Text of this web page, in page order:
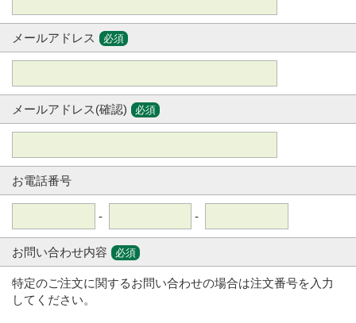
メールアドレス 必須
メールアドレス(確認) 必須
お電話番号
- -
お問い合わせ内容 必須
特定のご注文に関するお問い合わせの場合は注文番号を入力
してください。